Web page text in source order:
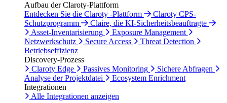
Aufbau der Claroty-Plattform
Entdecken Sie die Claroty -Plattform
Claroty CPS-
Schutzprogramm
Claire, die KI-Sicherheitsbeauftragte
Asset-Inventarisierung
Exposure Management
Netzwerkschutz
Secure Access
Threat Detection
Betriebseffizienz
Discovery-Prozess
Claroty Edge
Passives Monitoring
Sichere Abfragen
Analyse der Projektdatei
Ecosystem Enrichment
Integrationen
Alle Integrationen anzeigen